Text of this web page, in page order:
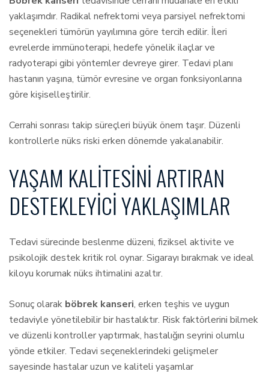
yaklaşımdır. Radikal nefrektomi veya parsiyel nefrektomi
seçenekleri tümörün yayılımına göre tercih edilir. İleri
evrelerde immünoterapi, hedefe yönelik ilaçlar ve
radyoterapi gibi yöntemler devreye girer. Tedavi planı
hastanın yaşına, tümör evresine ve organ fonksiyonlarına
göre kişiselleştirilir.
Cerrahi sonrası takip süreçleri büyük önem taşır. Düzenli
kontrollerle nüks riski erken dönemde yakalanabilir.
YAŞAM KALITESINI ARTIRAN
DESTEKLEYICI YAKLAŞIMLAR
Tedavi sürecinde beslenme düzeni, fiziksel aktivite ve
psikolojik destek kritik rol oynar. Sigarayı bırakmak ve ideal
kiloyu korumak nüks ihtimalini azaltır.
Sonuç olarak böbrek kanseri, erken teşhis ve uygun
tedaviyle yönetilebilir bir hastalıktır. Risk faktörlerini bilmek
ve düzenli kontroller yaptırmak, hastalığın seyrini olumlu
yönde etkiler. Tedavi seçeneklerindeki gelişmeler
sayesinde hastalar uzun ve kaliteli yaşamlar